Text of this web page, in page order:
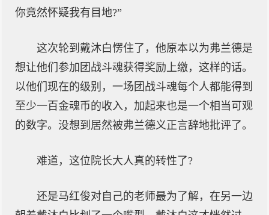
你竟然怀疑我有目地?”
这次轮到戴沐白愣住了，他原本以为弗兰德是
想让他们参加团战斗魂获得奖励上缴，这样的话。
以他们现在的级别，一场团战斗魂每个人都能得到
至少一百金魂币的收入，加起来也是一个相当可观
的数字。没想到居然被弗兰德义正言辞地批评了。
难道，这位院长大人真的转性了?
还是马红俊对自己的老师最为了解，在另一边